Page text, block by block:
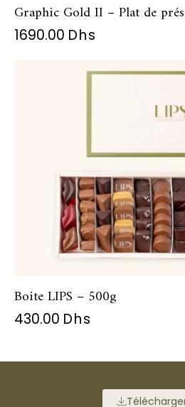
Graphic Gold II – Plat de
1690.00 Dhs
Boite LIPS – 500g
430.00 Dhs